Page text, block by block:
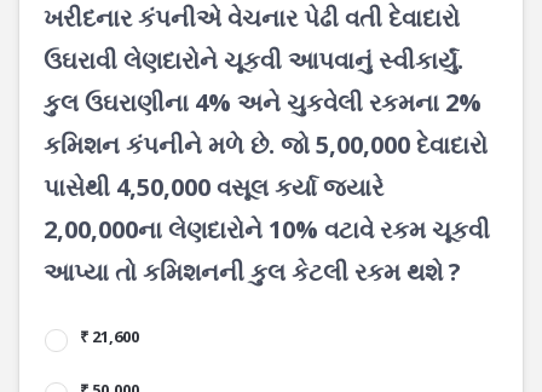
ખરીદનાર કંપનીએ વેચનાર પેઢી વતી દેવાદારો
ઉઘરાવી લેણદારોને ચૂકવી આપવાનું સ્વીકાર્યું.
કુલ ઉઘરાણીના 4% અને ચુકવેલી રકમના 2%
કમિશન કંપનીને મળે છે. જો 5,00,000 દેવાદારો
પાસેથી 4,50,000 વસૂલ કર્યા જ્યારે
2,00,000ના લેણદારોને 10% વટાવે રકમ ચૂકવી
આપ્યા તો કમિશનની કુલ કેટલી રકમ થશે ?
₹ 21,600